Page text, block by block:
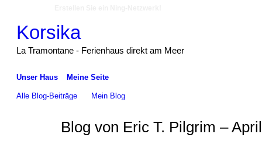
Korsika
La Tramontane - Ferienhaus direkt am Meer
Unser Haus Meine Seite
Alle Blog-Beiträge Mein Blog
Blog von Eric T. Pilgrim –